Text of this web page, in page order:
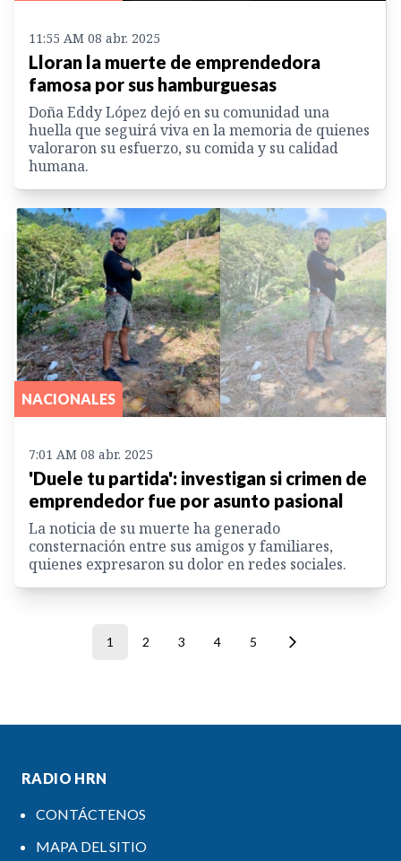
11:55 AM 08 abr. 2025
Lloran la muerte de emprendedora
famosa por sus hamburguesas
Doña Eddy López dejó en su comunidad una
huella que seguirá viva en la memoria de quienes
valoraron su esfuerzo, su comida y su calidad
humana.
NACIONALES
7:01 AM 08 abr. 2025
'Duele tu partida': investigan si crimen de
emprendedor fue por asunto pasional
La noticia de su muerte ha generado
consternación entre sus amigos y familiares,
quienes expresaron su dolor en redes sociales.
1 2 3 4 5
RADIO HRN
CONTÁCTENOS
MAPA DEL SITIO